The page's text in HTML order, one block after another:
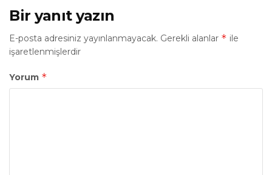
Bir yanıt yazın
E-posta adresiniz yayınlanmayacak. Gerekli alanlar * ile
işaretlenmişlerdir
Yorum *